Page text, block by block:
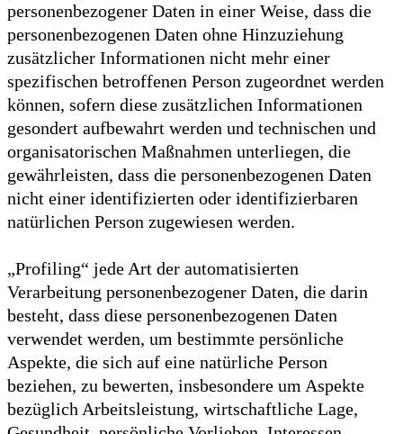
personenbezogener Daten in einer Weise, dass die
personenbezogenen Daten ohne Hinzuziehung
zusätzlicher Informationen nicht mehr einer
spezifischen betroffenen Person zugeordnet werden
können, sofern diese zusätzlichen Informationen
gesondert aufbewahrt werden und technischen und
organisatorischen Maßnahmen unterliegen, die
gewährleisten, dass die personenbezogenen Daten
nicht einer identifizierten oder identifizierbaren
natürlichen Person zugewiesen werden.
„Profiling“ jede Art der automatisierten
Verarbeitung personenbezogener Daten, die darin
besteht, dass diese personenbezogenen Daten
verwendet werden, um bestimmte persönliche
Aspekte, die sich auf eine natürliche Person
beziehen, zu bewerten, insbesondere um Aspekte
bezüglich Arbeitsleistung, wirtschaftliche Lage,